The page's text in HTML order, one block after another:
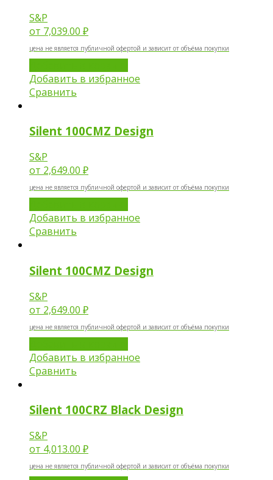
S&P
от 7,039.00 ₽
цена не является публичной офертой и зависит от объёма покупки
Добавить в избранное
Сравнить
Silent 100CMZ Design
S&P
от 2,649.00 ₽
цена не является публичной офертой и зависит от объёма покупки
Добавить в избранное
Сравнить
Silent 100CMZ Design
S&P
от 2,649.00 ₽
цена не является публичной офертой и зависит от объёма покупки
Добавить в избранное
Сравнить
Silent 100CRZ Black Design
S&P
от 4,013.00 ₽
цена не является публичной офертой и зависит от объёма покупки